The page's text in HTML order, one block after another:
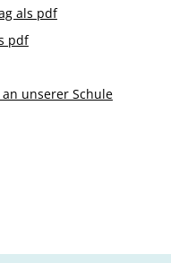
als pdf
pdf
unserer Schule